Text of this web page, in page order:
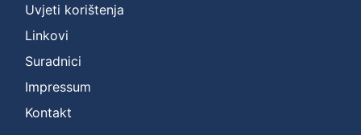
Uvjeti korištenja
Linkovi
Suradnici
Impressum
Kontakt